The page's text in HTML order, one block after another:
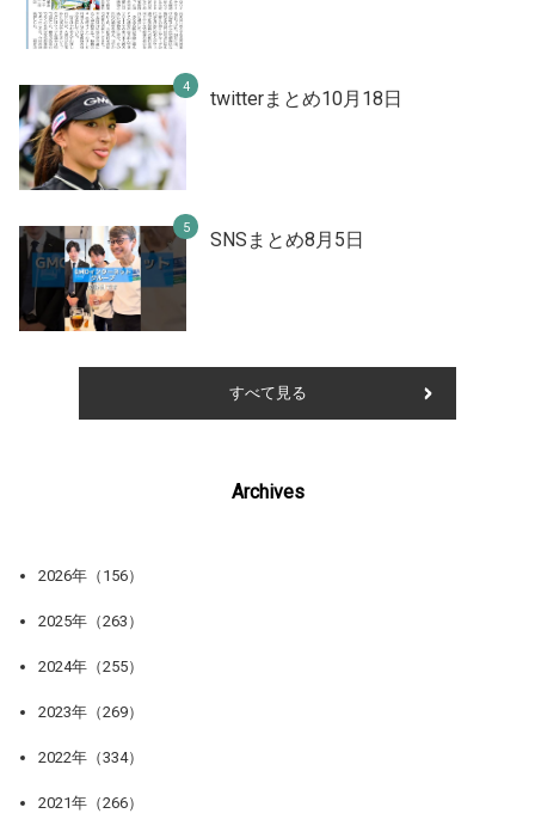
twitterまとめ10月18日
SNSまとめ8月5日
すべて見る
Archives
2026年（156）
2025年（263）
2024年（255）
2023年（269）
2022年（334）
2021年（266）